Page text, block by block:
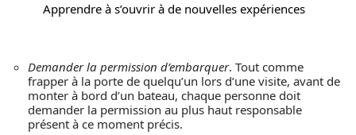
Apprendre à s’ouvrir à de nouvelles expériences
Demander la permission d’embarquer. Tout comme
frapper à la porte de quelqu’un lors d’une visite, avant de
monter à bord d’un bateau, chaque personne doit
demander la permission au plus haut responsable
présent à ce moment précis.